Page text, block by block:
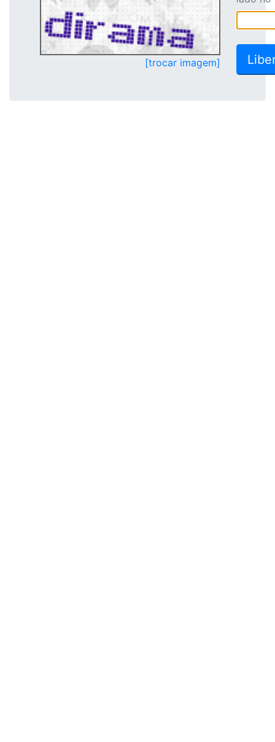
[trocar imagem]